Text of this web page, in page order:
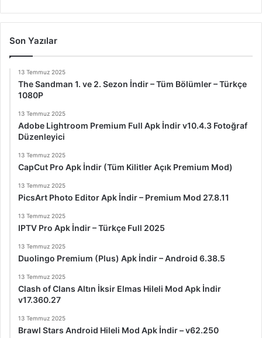
Son Yazılar
13 Temmuz 2025
The Sandman 1. ve 2. Sezon İndir – Tüm Bölümler – Türkçe
1080P
13 Temmuz 2025
Adobe Lightroom Premium Full Apk İndir v10.4.3 Fotoğraf
Düzenleyici
13 Temmuz 2025
CapCut Pro Apk İndir (Tüm Kilitler Açık Premium Mod)
13 Temmuz 2025
PicsArt Photo Editor Apk İndir – Premium Mod 27.8.11
13 Temmuz 2025
IPTV Pro Apk İndir – Türkçe Full 2025
13 Temmuz 2025
Duolingo Premium (Plus) Apk İndir – Android 6.38.5
13 Temmuz 2025
Clash of Clans Altın İksir Elmas Hileli Mod Apk İndir
v17.360.27
13 Temmuz 2025
Brawl Stars Android Hileli Mod Apk İndir – v62.250